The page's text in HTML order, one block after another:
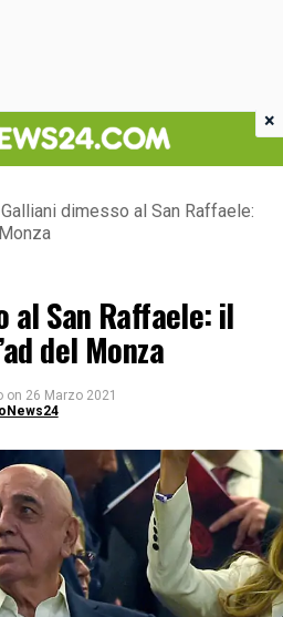
Galliani dimesso al San Raffaele:
al San Raffaele: il
del Monza
on 26 Marzo 2021
×